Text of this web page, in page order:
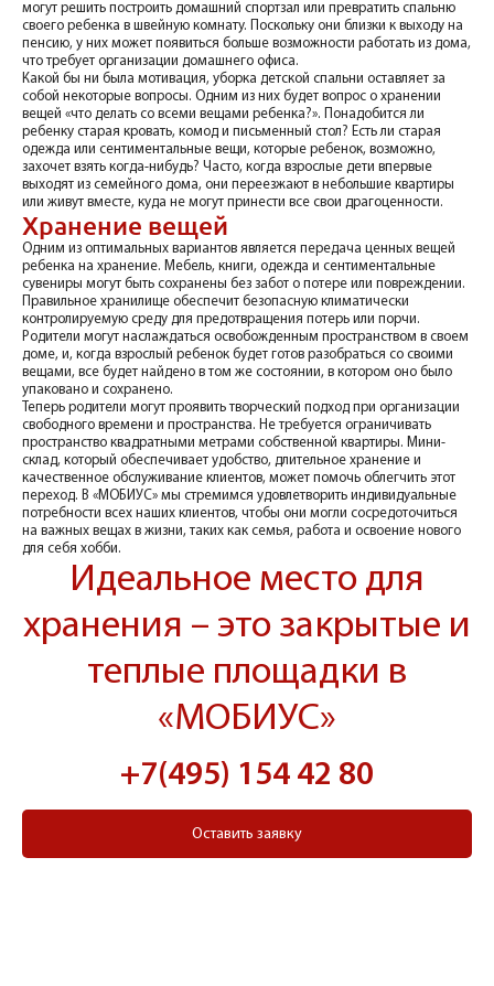
могут решить построить домашний спортзал или превратить спальню
своего ребенка в швейную комнату. Поскольку они близки к выходу на
пенсию, у них может появиться больше возможности работать из дома,
что требует организации домашнего офиса.
Какой бы ни была мотивация, уборка детской спальни оставляет за
собой некоторые вопросы. Одним из них будет вопрос о хранении
вещей «что делать со всеми вещами ребенка?». Понадобится ли
ребенку старая кровать, комод и письменный стол? Есть ли старая
одежда или сентиментальные вещи, которые ребенок, возможно,
захочет взять когда-нибудь? Часто, когда взрослые дети впервые
выходят из семейного дома, они переезжают в небольшие квартиры
или живут вместе, куда не могут принести все свои драгоценности.
Хранение вещей
Одним из оптимальных вариантов является передача ценных вещей
ребенка на хранение. Мебель, книги, одежда и сентиментальные
сувениры могут быть сохранены без забот о потере или повреждении.
Правильное хранилище обеспечит безопасную климатически
контролируемую среду для предотвращения потерь или порчи.
Родители могут наслаждаться освобожденным пространством в своем
доме, и, когда взрослый ребенок будет готов разобраться со своими
вещами, все будет найдено в том же состоянии, в котором оно было
упаковано и сохранено.
Теперь родители могут проявить творческий подход при организации
свободного времени и пространства. Не требуется ограничивать
пространство квадратными метрами собственной квартиры. Мини-
склад, который обеспечивает удобство, длительное хранение и
качественное обслуживание клиентов, может помочь облегчить этот
переход. В «МОБИУС» мы стремимся удовлетворить индивидуальные
потребности всех наших клиентов, чтобы они могли сосредоточиться
на важных вещах в жизни, таких как семья, работа и освоение нового
для себя хобби.
Идеальное место для
хранения – это закрытые и
теплые площадки в
«МОБИУС»
+7(495) 154 42 80
Оставить заявку